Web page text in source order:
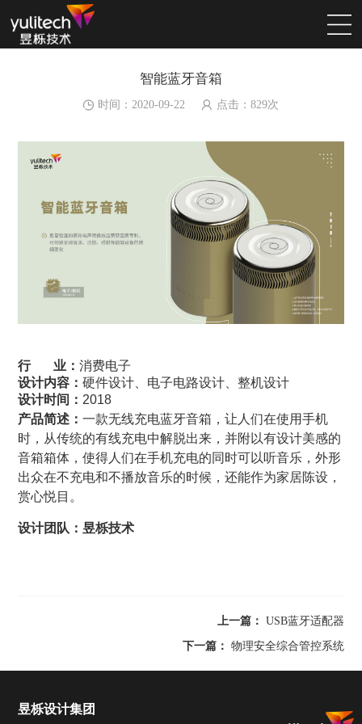
智能蓝牙音箱
时间：2020-09-22 点击： 829次
行 业：消费电子
设计内容：硬件设计、电子电路设计、整机设计
设计时间： 2018
产品简述：一款无线充电蓝牙音箱，让人们在使用手机
时，从传统的有线充电中解脱出来，并附以有设计美感的
音箱箱体，使得人们在手机充电的同时可以听音乐，外形
出众在不充电和不播放音乐的时候，还能作为家居陈设，
赏心悦目。
设计团队：昱栎技术
上一篇： USB蓝牙适配器
下一篇： 物理安全综合管控系统
昱栎设计集团